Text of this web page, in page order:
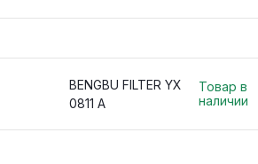
BENGBU FILTER YX
0811 A
Товар в
наличии